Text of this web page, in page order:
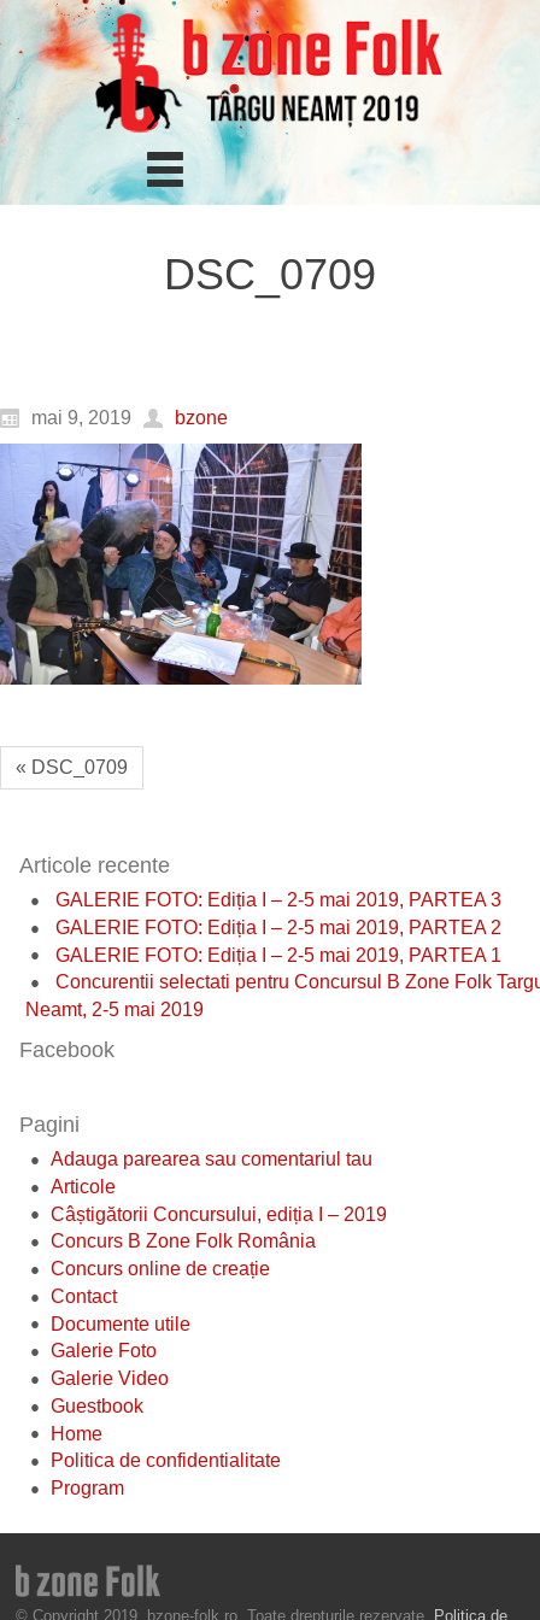
DSC_0709
mai 9, 2019 bzone
« DSC_0709
Articole recente
GALERIE FOTO: Ediția I – 2-5 mai 2019, PARTEA 3
GALERIE FOTO: Ediția I – 2-5 mai 2019, PARTEA 2
GALERIE FOTO: Ediția I – 2-5 mai 2019, PARTEA 1
Concurentii selectati pentru Concursul B Zone Folk
Neamt, 2-5 mai 2019
Facebook
Pagini
Adauga parearea sau comentariul tau
Articole
Câștigătorii Concursului, ediția I – 2019
Concurs B Zone Folk România
Concurs online de creație
Contact
Documente utile
Galerie Foto
Galerie Video
Guestbook
Home
Politica de confidentialitate
Program
© Copyright 2019, bzone-folk.ro. Toate drepturile rezervate. Politica de